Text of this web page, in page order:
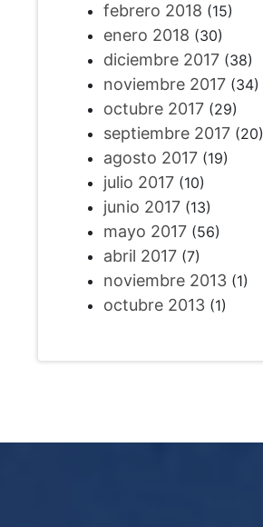
febrero 2018 (15)
enero 2018 (30)
diciembre 2017(38)
noviembre 2017(34)
octubre 2017(29)
septiembre 2017(20)
agosto 2017(19)
julio 2017(10)
junio 2017(13)
mayo 2017(56)
abril 2017(7)
noviembre 2013(1)
octubre 2013(1)